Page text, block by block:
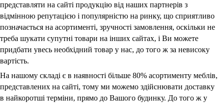
представляти на сайті продукцію від наших партнерів з
відмінною репутацією і популярністю на ринку, що сприятливо
позначається на асортименті, зручності замовлення, оскільки не
треба шукати супутні товари на інших сайтах, і Ви можете
придбати увесь необхідний товар у нас, до того ж за невисоку
вартість.
На нашому складі є в наявності більше 80% асортименту меблів,
представлених на сайті, тому ми можемо здійснювати доставку
в найкоротші терміни, прямо до Вашого будинку. До того ж у